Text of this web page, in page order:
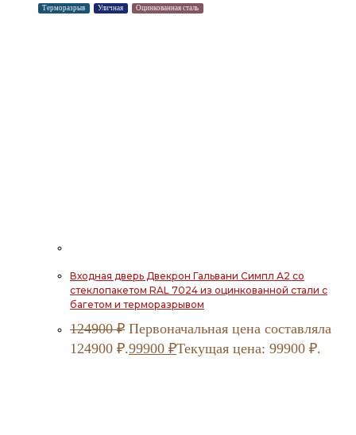
Терморазрыв Уличная Оцинкованная сталь
Входная дверь Двекрон Гальвани Симпл А2 со
стеклопакетом RAL 7024 из оцинкованной стали с
багетом и терморазрывом
124900₽ Первоначальная цена составляла
124900 ₽.99900 ₽Текущая цена: 99900 ₽.